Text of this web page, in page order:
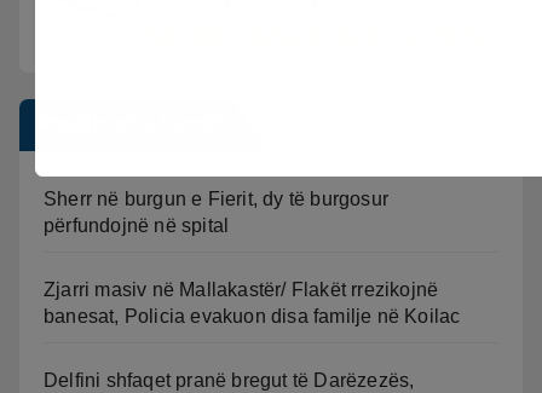
Sherr në burgun e Fierit, dy të burgosur
përfundojnë në spital
Zjarri masiv në Mallakastër/ Flakët rrezikojnë
banesat, Policia evakuon disa familje në Koilac
Delfini shfaqet pranë bregut të Darëzezës,